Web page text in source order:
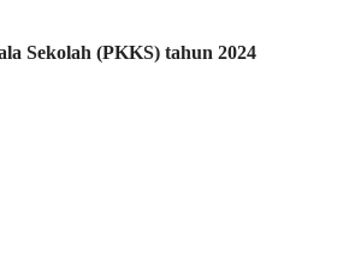
Sekolah (PKKS) tahun 2024